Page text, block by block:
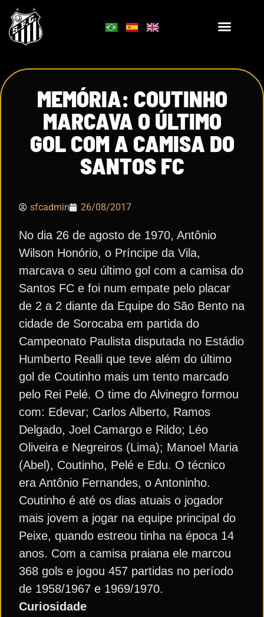
MEMÓRIA: COUTINHO
MARCAVA O ÚLTIMO
GOL COM A CAMISA DO
SANTOS FC
sfcadmin 26/08/2017
No dia 26 de agosto de 1970, Antônio
Wilson Honório, o Príncipe da Vila,
marcava o seu último gol com a camisa do
Santos FC e foi num empate pelo placar
de 2 a 2 diante da Equipe do São Bento na
cidade de Sorocaba em partida do
Campeonato Paulista disputada no Estádio
Humberto Realli que teve além do último
gol de Coutinho mais um tento marcado
pelo Rei Pelé. O time do Alvinegro formou
com: Edevar; Carlos Alberto, Ramos
Delgado, Joel Camargo e Rildo; Léo
Oliveira e Negreiros (Lima); Manoel Maria
(Abel), Coutinho, Pelé e Edu. O técnico
era Antônio Fernandes, o Antoninho.
Coutinho é até os dias atuais o jogador
mais jovem a jogar na equipe principal do
Peixe, quando estreou tinha na época 14
anos. Com a camisa praiana ele marcou
368 gols e jogou 457 partidas no período
de 1958/1967 e 1969/1970.
Curiosidade